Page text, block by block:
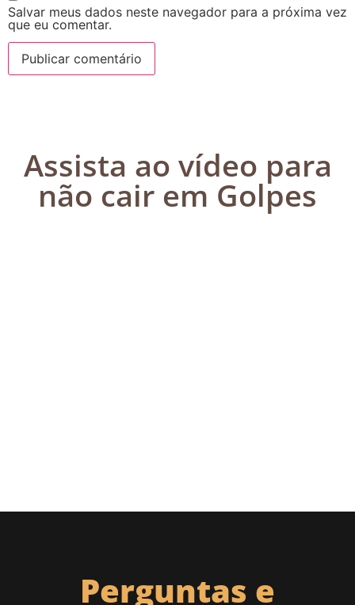
Salvar meus dados neste navegador para a próxima vez
que eu comentar.
Assista ao vídeo para
não cair em Golpes
Perguntas e